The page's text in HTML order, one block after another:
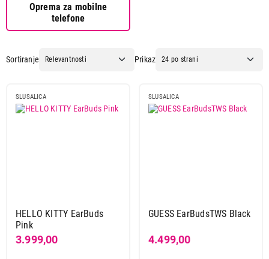
Oprema za mobilne
telefone
Sortiranje Prikaz
SLUSALICA
HELLO KITTY EarBuds
Pink
3.999,00
SLUSALICA
GUESS EarBudsTWS Black
4.499,00